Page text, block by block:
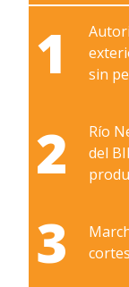
1
sin
2
Río
del
3